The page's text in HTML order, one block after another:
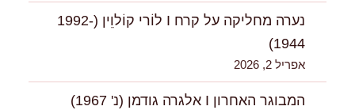
נערה מחליקה על קרח I לוֹרי קוֹלוִִין (1992-
1944)
אפריל 2, 2026
המבוגר האחרון I אלגרה גודמן (נ' 1967)